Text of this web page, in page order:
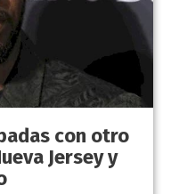
con otro
Jersey y